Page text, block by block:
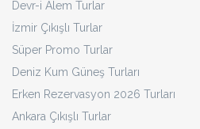
Devr-i Alem Turlar
İzmir Çıkışlı Turlar
Süper Promo Turlar
Deniz Kum Güneş Turları
Erken Rezervasyon 2026 Turları
Ankara Çıkışlı Turlar